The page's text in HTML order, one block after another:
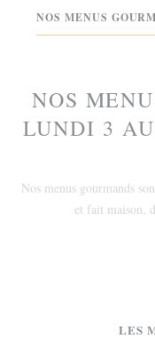
NOS MENUS
NOS
LUNDI 3
Nos menus gourmands
et fait maison,
LES